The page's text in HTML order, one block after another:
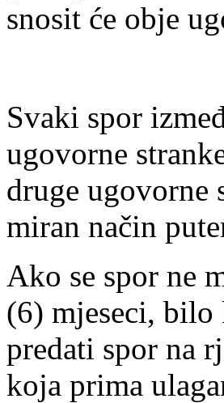
snosit će obje
Svaki spor
ugovorne
druge ugovorne
miran način
Ako se spor ne
(6) mjeseci, bilo
predati spor na
koja prima